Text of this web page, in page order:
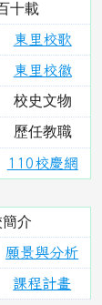
十載
東里校歌
東里校徽
校史文物
歷任教職
110校慶網
介
願景與分析
課程計畫